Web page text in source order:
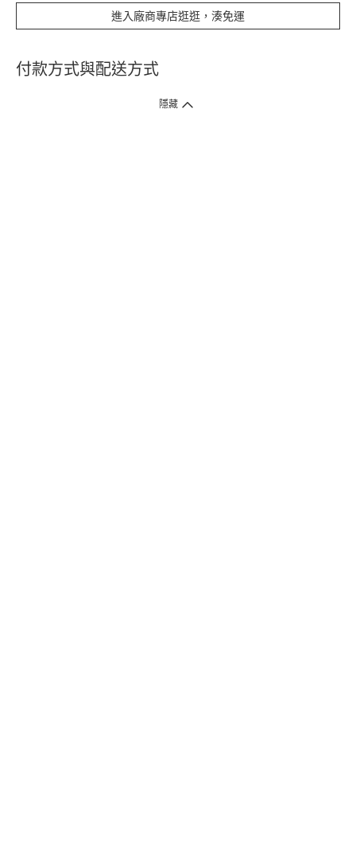
進入廠商專店逛逛，湊免運
付款方式與配送方式
隱藏